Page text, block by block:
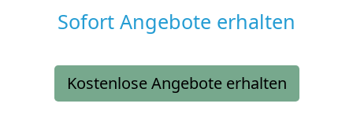
Sofort Angebote erhalten
Kostenlose Angebote erhalten